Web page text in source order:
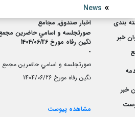
News
بندی
اخبار صندوق, مجامع
خبر
صورتجلسه و اسامي حاضرين
نگين رفاه مورخ 1404/06/26
-
صورتجلسه و اسامي حاضرين مجمع
نگين رفاه مورخ 1404/06/26
خبر
مشاهده پیوست